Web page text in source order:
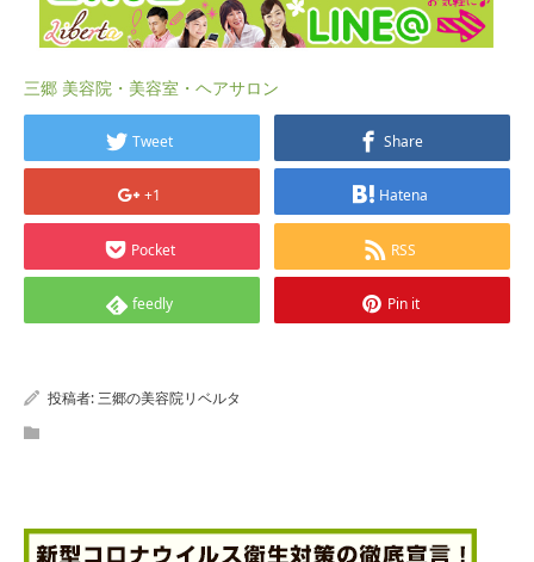
三郷 美容院・美容室・ヘアサロン
Tweet Share
+1 Hatena
Pocket RSS
feedly Pin it
投稿者:三郷の美容院リベルタ